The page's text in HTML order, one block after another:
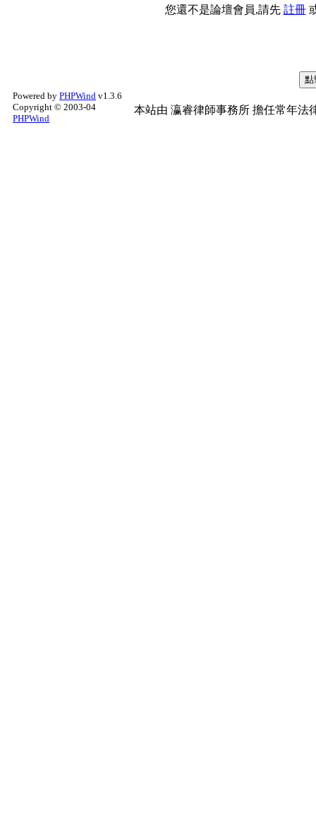
您還不是論壇會員,請先 註冊
Powered by PHPWind v1.3.6
Copyright © 2003-04
PHPWind
本站由 瀛睿律師事務所 擔任常年法